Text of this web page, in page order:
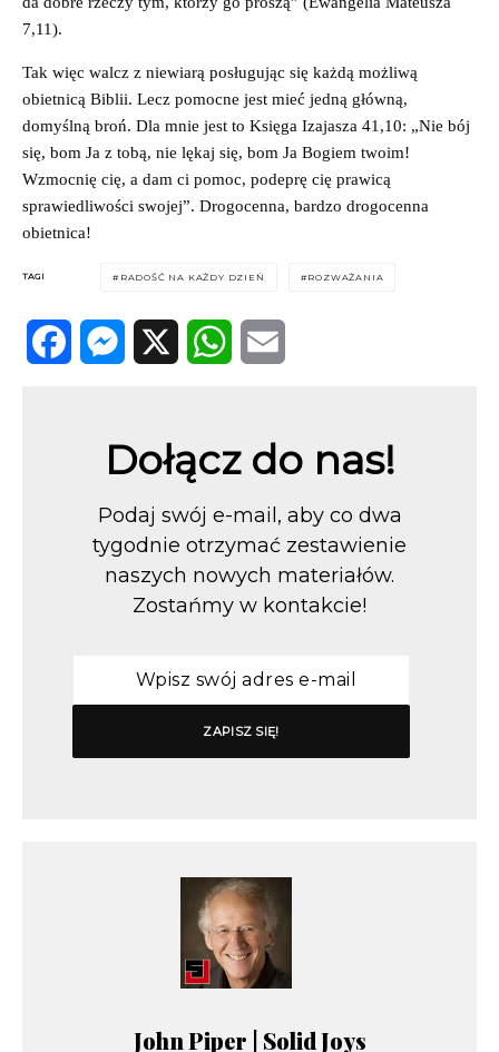
7,11).
Tak więc walcz z niewiarą posługując się każdą możliwą
obietnicą Biblii. Lecz pomocne jest mieć jedną główną,
domyślną broń. Dla mnie jest to Księga Izajasza 41,10: „Nie bój
się, bom Ja z tobą, nie lękaj się, bom Ja Bogiem twoim!
Wzmocnię cię, a dam ci pomoc, podeprę cię prawicą
sprawiedliwości swojej”. Drogocenna, bardzo drogocenna
obietnica!
TAGI RADOŚĆ NA KAŻDY DZIEŃ ROZWAŻANIA
Dołącz do nas!
Podaj swój e-mail, aby co dwa
tygodnie otrzymać zestawienie
naszych nowych materiałów.
Zostańmy w kontakcie!
John Piper | Solid Joys